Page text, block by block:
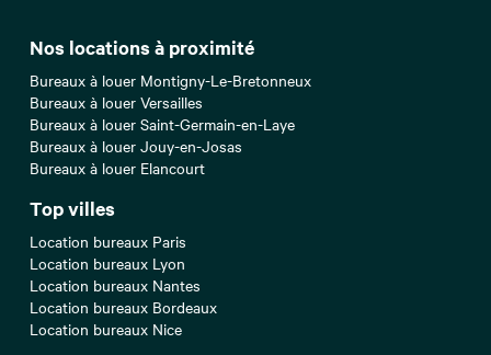
Nos locations à proximité
Bureaux à louer Montigny-Le-Bretonneux
Bureaux à louer Versailles
Bureaux à louer Saint-Germain-en-Laye
Bureaux à louer Jouy-en-Josas
Bureaux à louer Elancourt
Top villes
Location bureaux Paris
Location bureaux Lyon
Location bureaux Nantes
Location bureaux Bordeaux
Location bureaux Nice